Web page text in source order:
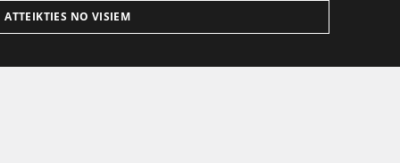
ATTEIKTIES NO VISIEM